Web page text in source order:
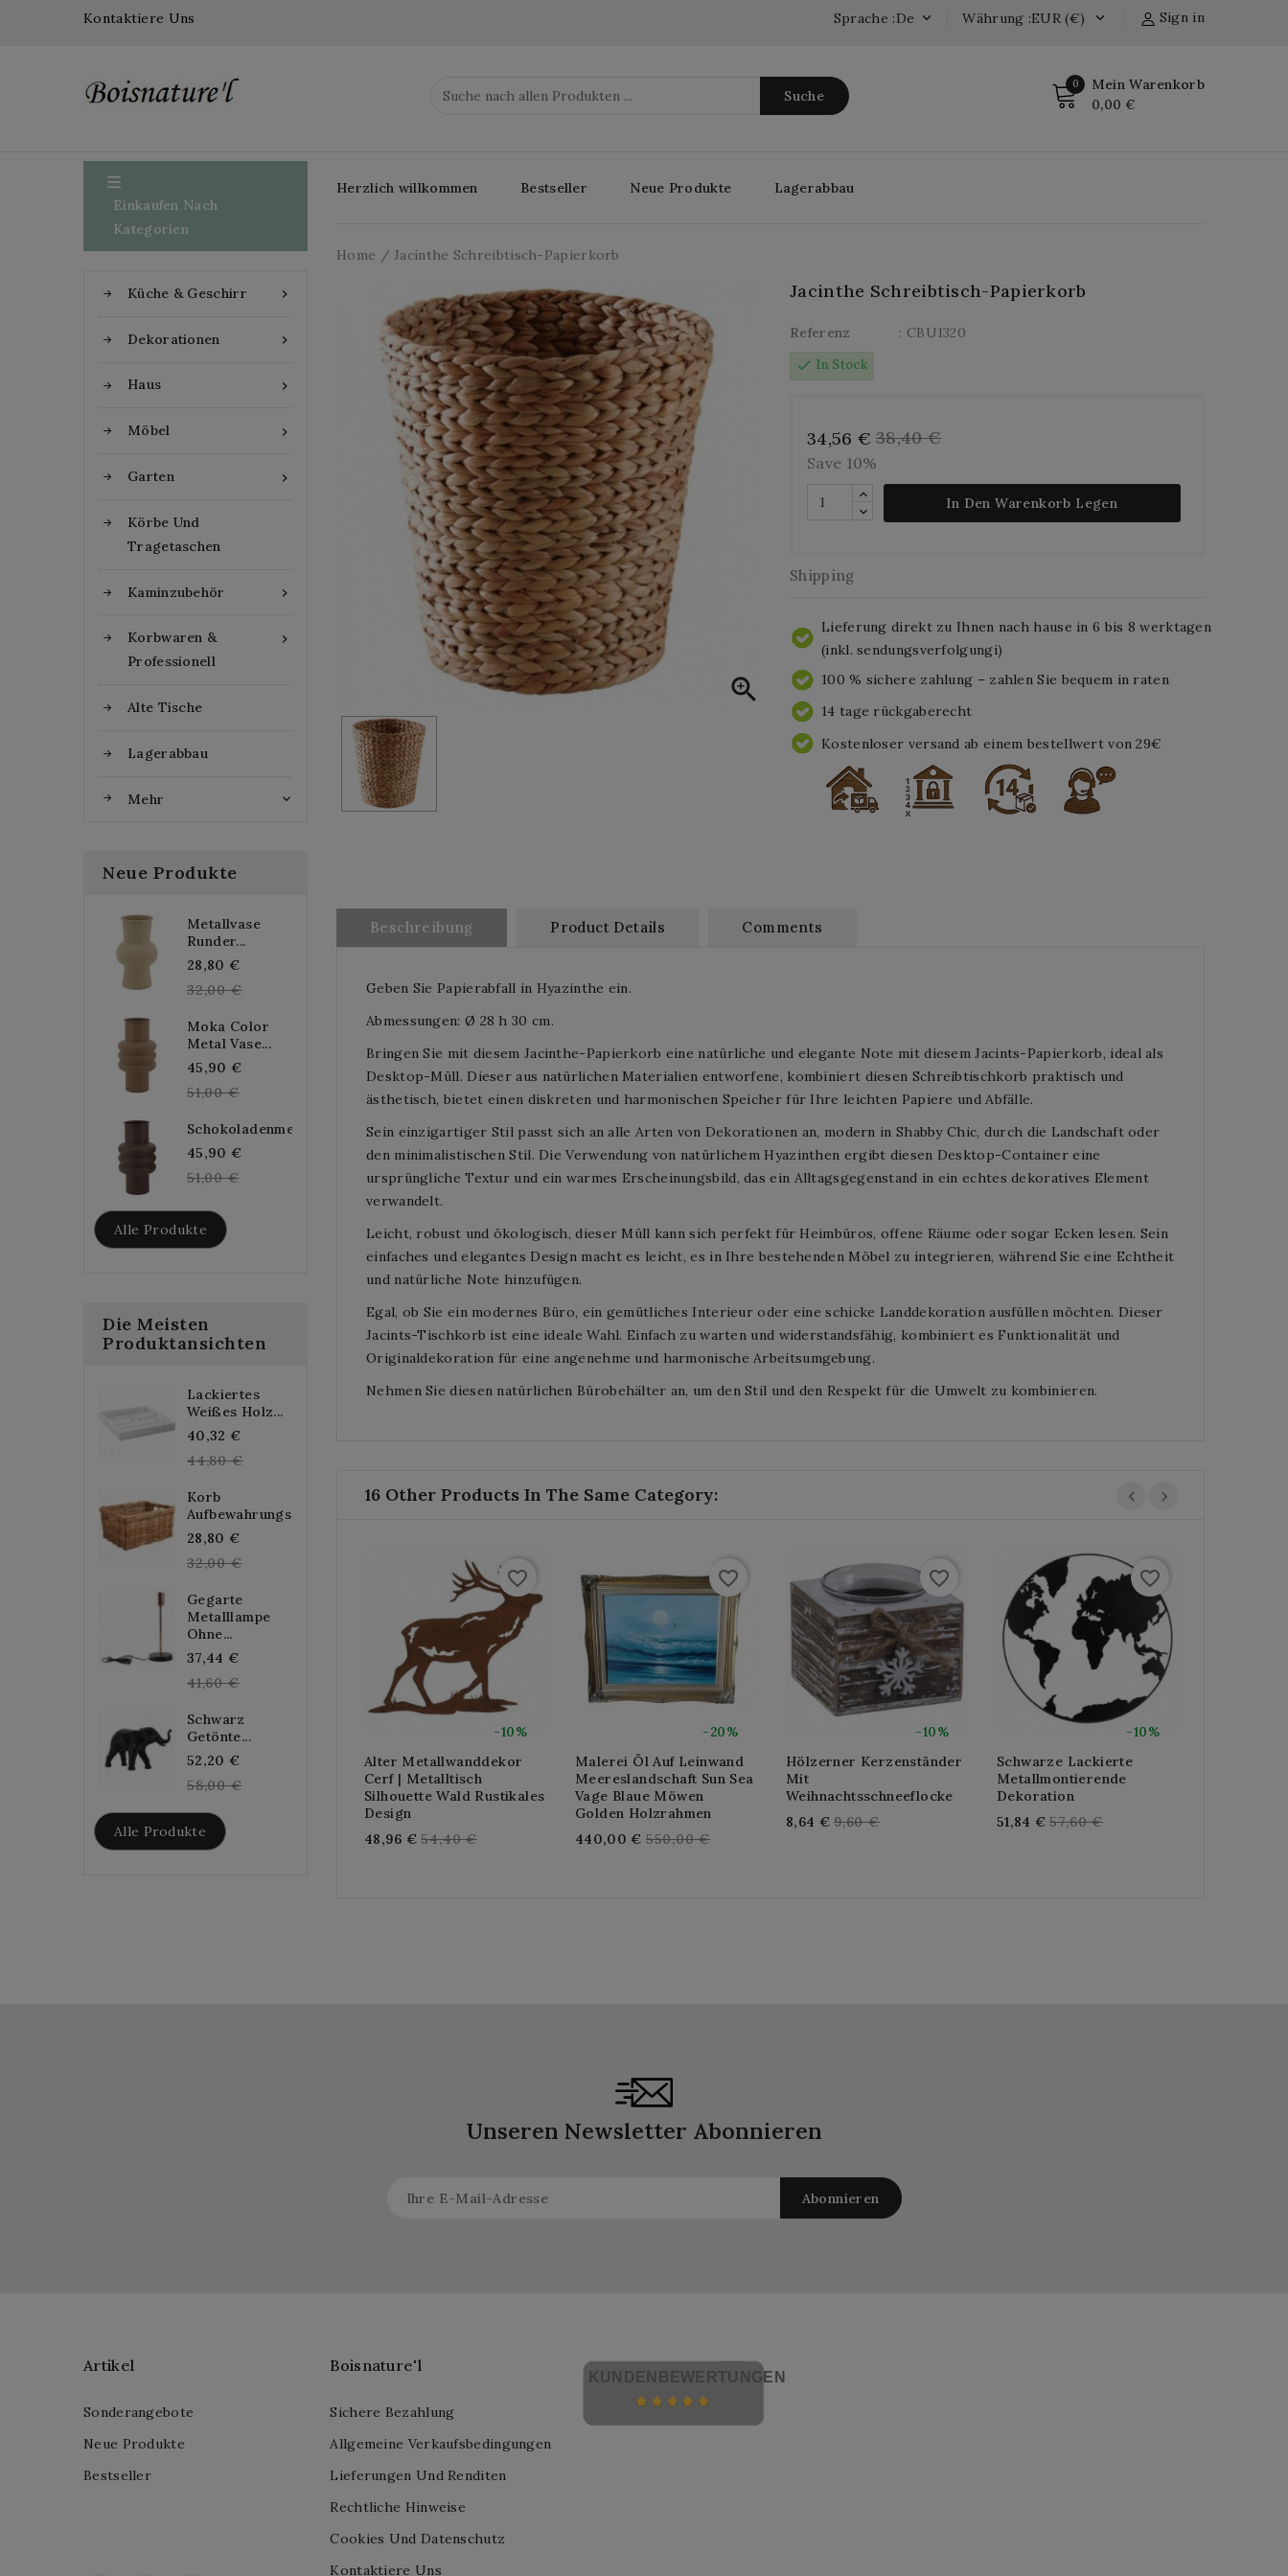
Kontaktiere Uns Sign in
Währung :EUR (€) 
Sprache :de 
Suche
0 Mein Warenkorb
0,00 €

Einkaufen Nach
Kategorien

Küche & Geschirr

Dekorationen

Haus

Möbel

Garten
Körbe Und
Tragetaschen

Kaminzubehör

Korbwaren &
Professionell
Alte Tische
Lagerabbau
Mehr 
Neue Produkte
Metallvase
Runder...
28,80 €
price
32,00 €
Moka Color
Metal Vase...
45,90 €
51,00 €
Schokoladenmetallvase...
45,90 €
51,00 €
Alle Produkte
Die Meisten
Produktansichten
Lackiertes
Weißes Holz...
40,32 €
price
44,80 €
Korb
Aufbewahrungsschublade...
28,80 €
price
32,00 €
Gegarte
Metalllampe
Ohne...
37,44 €
price
41,60 €
Schwarz
Getönte...
52,20 €
price
58,00 €
Alle Produkte
Herzlich willkommen Bestseller Neue Produkte Lagerabbau
Home Jacinthe Schreibtisch-Papierkorb

Jacinthe Schreibtisch-Papierkorb
Referenz
: CBU1320
check In Stock
34,56 € 38,40 €
Save 10%
In Den Warenkorb Legen
Shipping
Lieferung direkt zu Ihnen nach hause in 6 bis 8 werktagen
(inkl. sendungsverfolgungi)
100 % sichere zahlung – zahlen Sie bequem in raten
14 tage rückgaberecht
Kostenloser versand ab einem bestellwert von 29€
Beschreibung Product Details Comments
Geben Sie Papierabfall in Hyazinthe ein.
Abmessungen: Ø 28 h 30 cm.
Bringen Sie mit diesem Jacinthe-Papierkorb eine natürliche und elegante Note mit diesem Jacints-Papierkorb, ideal als
Desktop-Müll. Dieser aus natürlichen Materialien entworfene, kombiniert diesen Schreibtischkorb praktisch und
ästhetisch, bietet einen diskreten und harmonischen Speicher für Ihre leichten Papiere und Abfälle.
Sein einzigartiger Stil passt sich an alle Arten von Dekorationen an, modern in Shabby Chic, durch die Landschaft oder
den minimalistischen Stil. Die Verwendung von natürlichem Hyazinthen ergibt diesen Desktop-Container eine
ursprüngliche Textur und ein warmes Erscheinungsbild, das ein Alltagsgegenstand in ein echtes dekoratives Element
verwandelt.
Leicht, robust und ökologisch, dieser Müll kann sich perfekt für Heimbüros, offene Räume oder sogar Ecken lesen. Sein
einfaches und elegantes Design macht es leicht, es in Ihre bestehenden Möbel zu integrieren, während Sie eine Echtheit
und natürliche Note hinzufügen.
Egal, ob Sie ein modernes Büro, ein gemütliches Interieur oder eine schicke Landdekoration ausfüllen möchten. Dieser
Jacints-Tischkorb ist eine ideale Wahl. Einfach zu warten und widerstandsfähig, kombiniert es Funktionalität und
Originaldekoration für eine angenehme und harmonische Arbeitsumgebung.
Nehmen Sie diesen natürlichen Bürobehälter an, um den Stil und den Respekt für die Umwelt zu kombinieren.
16 Other Products In The Same Category:
-10%
favorite_border
Alter Metallwanddekor
Cerf | Metalltisch
Silhouette Wald Rustikales
Design
48,96 € Regular
54,40 €
-20%
favorite_border
Malerei Öl Auf Leinwand
Meereslandschaft Sun Sea
Vage Blaue Möwen
Golden Holzrahmen
440,00 € Regular
550,00 €
-10%
favorite_border
Hölzerner Kerzenständer
Mit
Weihnachtsschneeflocke
8,64 € Regular
9,60 €
-10%
favorite_border
Schwarze Lackierte
Metallmontierende
Dekoration
51,84 € Regular
57,60 €
Unseren Newsletter Abonnieren
Artikel
Sonderangebote
Neue Produkte
Bestseller
Boisnature'l
Sichere Bezahlung
Allgemeine Verkaufsbedingungen
Lieferungen Und Renditen
Rechtliche Hinweise
Cookies Und Datenschutz
Kontaktiere Uns
KUNDENBEWERTUNGEN